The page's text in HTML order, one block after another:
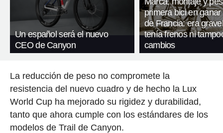
Un español será el nuevo
CEO de Canyon
primera bici en ganar
de Francia: era
tenía frenos ni
cambios
La reducción de peso no compromete la
resistencia del nuevo cuadro y de hecho la Lux
World Cup ha mejorado su rigidez y durabilidad,
tanto que ahora cumple con los estándares de los
modelos de Trail de Canyon.